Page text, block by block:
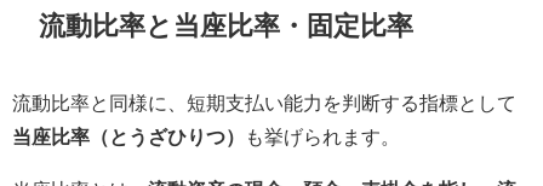
流動比率と当座比率・固定比率
流動比率と同様に、短期支払い能力を判断する指標として
当座比率（とうざひりつ）
も挙げられます。